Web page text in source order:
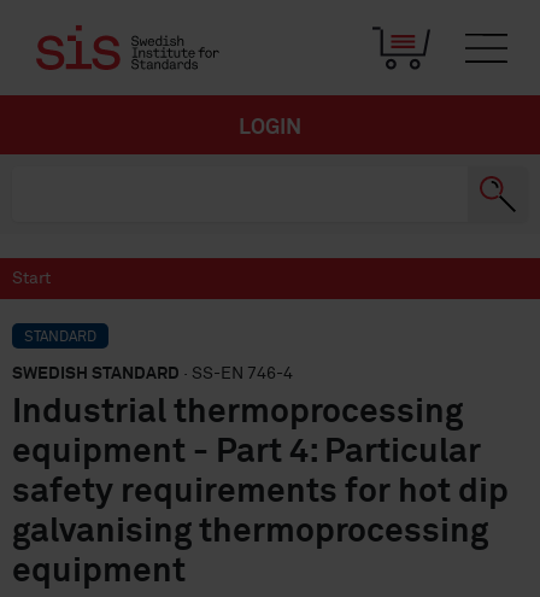
LOGIN
Start
STANDARD
SWEDISH STANDARD · SS-EN 746-4
Industrial thermoprocessing
equipment - Part 4: Particular
safety requirements for hot dip
galvanising thermoprocessing
equipment